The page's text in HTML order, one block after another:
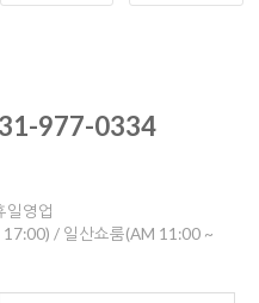
977-0334
일영업
/ 일산쇼룸(AM 11:00 ~